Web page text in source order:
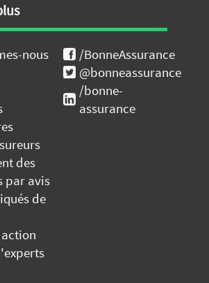
nous
des
par avis
de
/BonneAssurance
@bonneassurance
/bonne-
assurance